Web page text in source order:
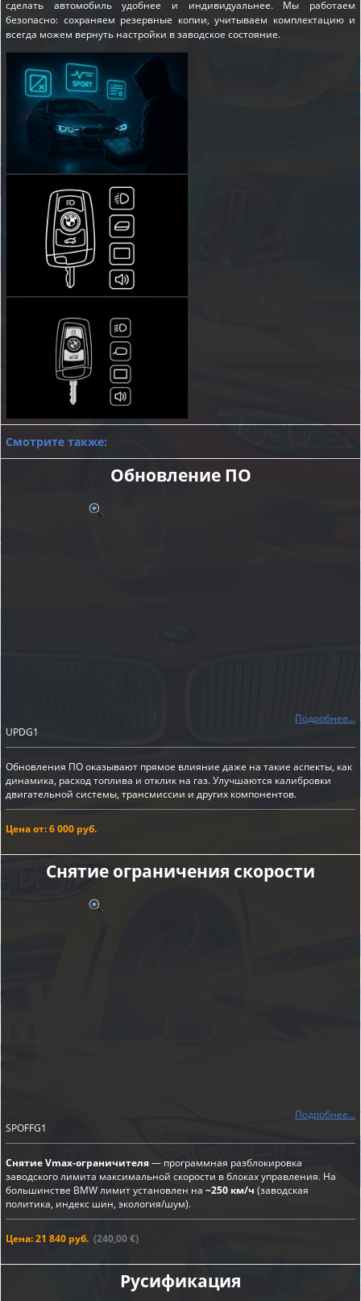
сделать автомобиль удобнее и индивидуальнее. Мы работаем
безопасно: сохраняем резервные копии, учитываем комплектацию и
всегда можем вернуть настройки в заводское состояние.
Смотрите также:
Обновление ПО
Подробнее...
UPDG1
Обновления ПО оказывают прямое влияние даже на такие аспекты, как
динамика, расход топлива и отклик на газ. Улучшаются калибровки
двигательной системы, трансмиссии и других компонентов.
Цена от: 6 000 руб.
Снятие ограничения скорости
Подробнее...
SPOFFG1
Снятие Vmax-ограничителя— программная разблокировка
заводского лимита максимальной скорости в блоках управления. На
большинстве BMW лимит установлен на ~250 км/ч (заводская
политика, индекс шин, экология/шум).
Цена: 21 840 руб. (240,00 €)
Русификация